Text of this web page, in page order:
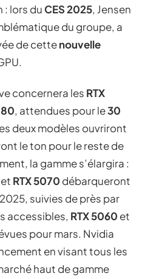
lors duCES 2025, Jensen
du groupe, a
de cettenouvelle
concernera les RTX
, attendues pour le30
deux modèles ouvriront
le ton pour le reste de
la gamme s’élargira :
et RTX 5070 débarqueront
suivies de près par
accessibles, RTX 5060 et
pour mars. Nvidia
en visant tous les
haut de gamme